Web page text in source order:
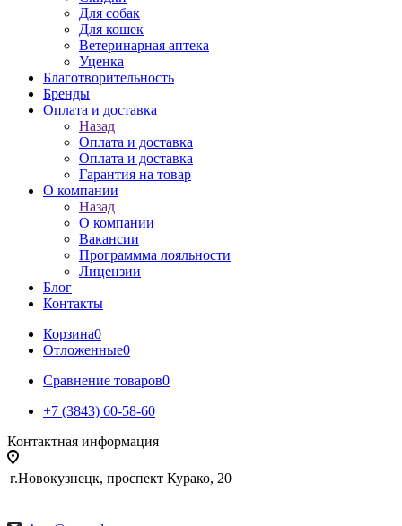
Для собак
Для кошек
Ветеринарная аптека
Уценка
Благотворительность
Бренды
Оплата и доставка
Назад
Оплата и доставка
Оплата и доставка
Гарантия на товар
О компании
Назад
О компании
Вакансии
Программма лояльности
Лицензии
Блог
Контакты
Корзина0
Отложенные0
Сравнение товаров0
+7 (3843) 60-58-60
Контактная информация
г.Новокузнецк, проспект Курако, 20